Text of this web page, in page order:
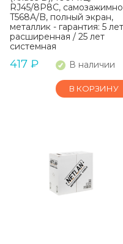
RJ45/8P8C,
T568A/B, полный экран,
металлик - гарантия: 5 лет
расширенная / 25 лет
системная
417 ₽ В наличии
В КОРЗИНУ